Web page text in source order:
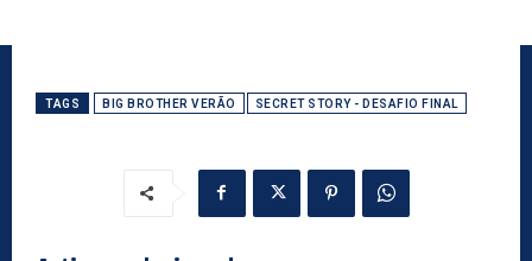
TAGS BIG BROTHER VERÃO SECRET STORY - DESAFIO FINAL